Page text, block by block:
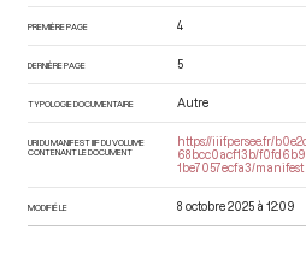
PREMIÈRE PAGE 4
DERNIÈRE PAGE 5
TYPOLOGIE DOCUMENTAIRE Autre
URI DU MANIFEST IIIF DU VOLUME
CONTENANT LE DOCUMENT
https://iiif.persee.fr/
68bcc0acf13b/
1be7057ecfa3/manifest
MODIFIÉ LE 8 octobre 2025 à 12:09